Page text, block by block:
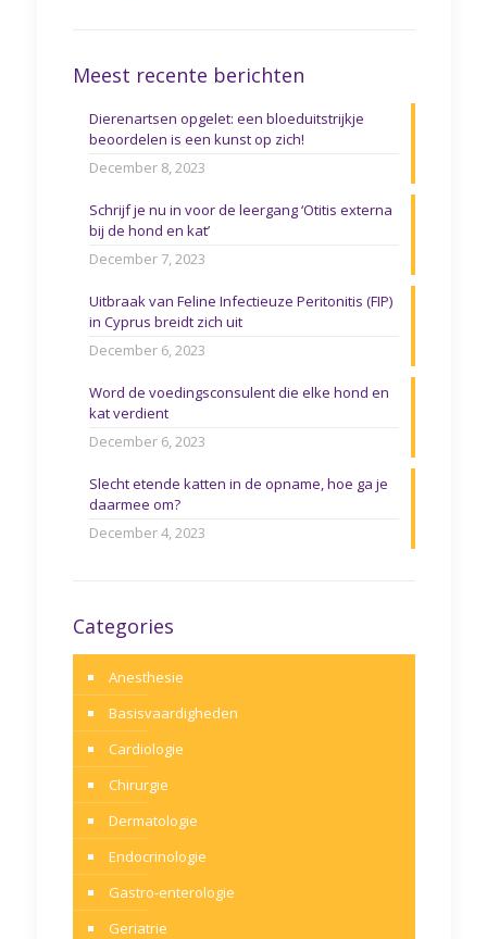
Meest recente berichten
Dierenartsen opgelet: een bloeduitstrijkje
beoordelen is een kunst op zich!
December 8, 2023
Schrijf je nu in voor de leergang ‘Otitis externa
bij de hond en kat’
December 7, 2023
Uitbraak van Feline Infectieuze Peritonitis (FIP)
in Cyprus breidt zich uit
December 6, 2023
Word de voedingsconsulent die elke hond en
kat verdient
December 6, 2023
Slecht etende katten in de opname, hoe ga je
daarmee om?
December 4, 2023
Categories
Anesthesie
Basisvaardigheden
Cardiologie
Chirurgie
Dermatologie
Endocrinologie
Gastro-enterologie
Geriatrie